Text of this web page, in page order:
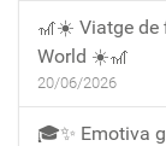
🎢☀️ Viatge de
World ☀️🎢
20/06/2026
🎓✨ Emotiva